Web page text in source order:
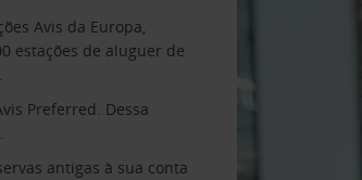
Avis da Europa,
estações de aluguer de
Preferred. Dessa
antigas à sua conta